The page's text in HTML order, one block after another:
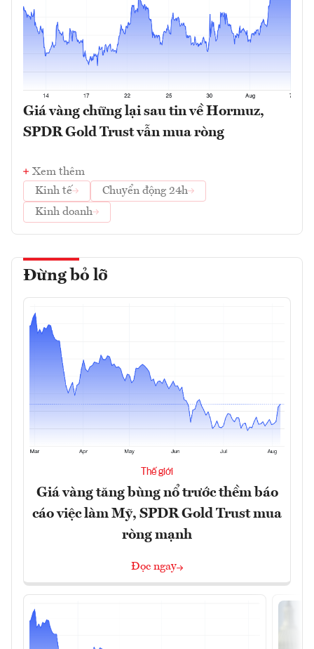
Giá vàng chững lại sau tin về Hormuz,
SPDR Gold Trust vẫn mua ròng
Xem thêm
Kinh tế
Chuyển động 24h
Kinh doanh
Đừng bỏ lỡ
Thế giới
Giá vàng tăng bùng nổ trước thềm báo
cáo việc làm Mỹ, SPDR Gold Trust mua
ròng mạnh
Đọc ngay